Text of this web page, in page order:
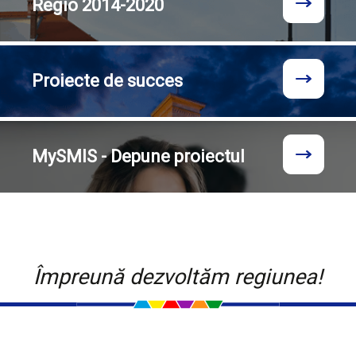
Regio 2014-2020
Proiecte de succes
MySMIS - Depune proiectul
Împreună dezvoltăm regiunea!